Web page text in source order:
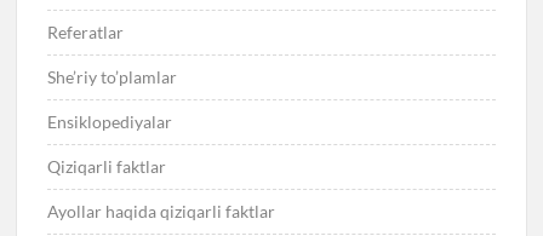
Referatlar
She’riy to’plamlar
Ensiklopediyalar
Qiziqarli faktlar
Ayollar haqida qiziqarli faktlar